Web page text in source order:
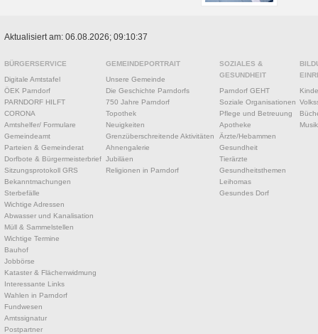
Aktualisiert am: 06.08.2026; 09:10:37
BÜRGERSERVICE
Digitale Amtstafel
ÖEK Parndorf
PARNDORF HILFT
CORONA
Amtshelfer/ Formulare
Gemeindeamt
Parteien & Gemeinderat
Dorfbote & Bürgermeisterbrief
Sitzungsprotokoll GRS
Bekanntmachungen
Sterbefälle
Wichtige Adressen
Abwasser und Kanalisation
Müll & Sammelstellen
Wichtige Termine
Bauhof
Jobbörse
Kataster & Flächenwidmung
Interessante Links
Wahlen in Parndorf
Fundwesen
Amtssignatur
Postpartner
GEMEINDEPORTRAIT
Unsere Gemeinde
Die Geschichte Parndorfs
750 Jahre Parndorf
Topothek
Neuigkeiten
Grenzüberschreitende Aktivitäten
Ahnengalerie
Jubiläen
Religionen in Parndorf
SOZIALES &
GESUNDHEIT
Parndorf GEHT
Soziale Organisationen
Pflege und Betreuung
Apotheke
Ärzte/Hebammen
Gesundheit
Tierärzte
Gesundheitsthemen
Leihomas
Gesundes Dorf